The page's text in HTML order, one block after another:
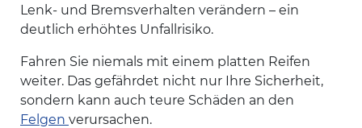
Lenk- und Bremsverhalten verändern – ein
deutlich erhöhtes Unfallrisiko.
Fahren Sie niemals mit einem platten Reifen
weiter. Das gefährdet nicht nur Ihre Sicherheit,
sondern kann auch teure Schäden an den
Felgen verursachen.